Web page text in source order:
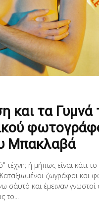
και τα Γυμνά
Μπακλαβά
τέχνη; ή μήπως είναι κάτι το
ζωγράφοι και
σ΄αυτό και έμειναν γνωστοί
το...